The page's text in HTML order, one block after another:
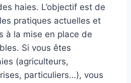
haies. L’objectif est de
pratiques actuelles et
à la mise en place de
Si vous êtes
(agriculteurs,
particuliers…), vous